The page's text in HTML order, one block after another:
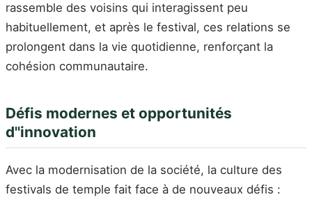
rassemble des voisins qui interagissent peu
habituellement, et après le festival, ces relations se
prolongent dans la vie quotidienne, renforçant la
cohésion communautaire.
Défis modernes et opportunités
d''innovation
Avec la modernisation de la société, la culture des
festivals de temple fait face à de nouveaux défis :